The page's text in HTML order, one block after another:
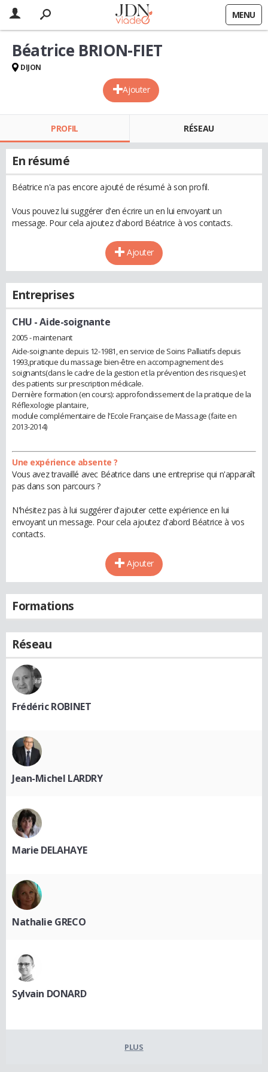
MENU
Ajouter
Béatrice BRION-FIET
DIJON
PROFIL RÉSEAU
En résumé
Béatrice n'a pas encore ajouté de résumé à son profil.
Vous pouvez lui suggérer d'en écrire un en lui envoyant un
message. Pour cela ajoutez d'abord Béatrice à vos contacts.
Ajouter
Entreprises
CHU - Aide-soignante
2005 - maintenant
Aide-soignante depuis 12-1981, en service de Soins Palliatifs depuis
1993,pratique du massage bien-être en accompagnement des
soignants(dans le cadre de la gestion et la prévention des risques) et
des patients sur prescription médicale.
Dernière formation (en cours): approfondissement de la pratique de la
Réflexologie plantaire,
module complémentaire de l'Ecole Française de Massage (faite en
2013-2014)
Une expérience absente ?
Vous avez travaillé avec Béatrice dans une entreprise qui n'apparaît
pas dans son parcours ?
N'hésitez pas à lui suggérer d'ajouter cette expérience en lui
envoyant un message. Pour cela ajoutez d'abord Béatrice à vos
contacts.
Ajouter
Formations
Réseau
Frédéric ROBINET
Jean-Michel LARDRY
Marie DELAHAYE
Nathalie GRECO
Sylvain DONARD
PLUS